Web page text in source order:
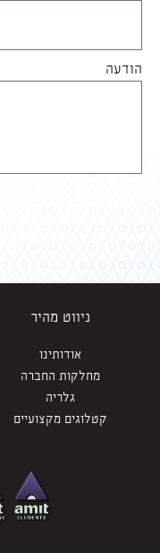
הודעה
ניווט מהיר
אודותינו
מחלקות החברה
גלריה
קטלוגים מקצועיים